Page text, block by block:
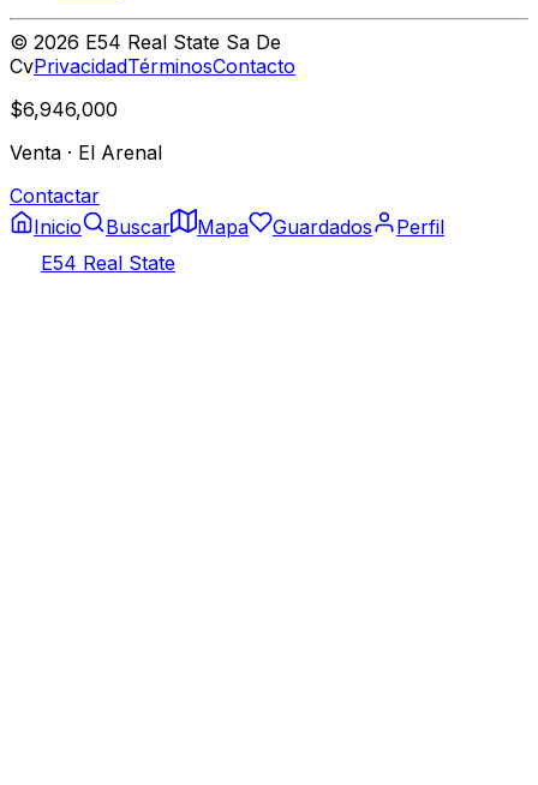
© 2026 E54 Real State Sa De
CvPrivacidadTérminosContacto
$6,946,000
Venta · El Arenal
Contactar
Inicio
Buscar Mapa Guardados
Perfil
E54 Real State